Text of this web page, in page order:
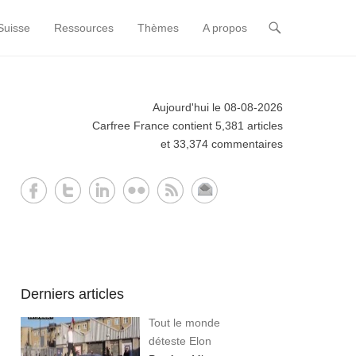
Ressources Thèmes A propos
Aujourd'hui le 08-08-2026
Carfree France contient 5,381 articles
et 33,374 commentaires
Derniers articles
Tout le monde
déteste Elon